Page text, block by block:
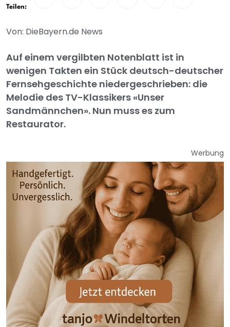
Teilen:
Von: DieBayern.de News
Auf einem vergilbten Notenblatt ist in
wenigen Takten ein Stück deutsch-deutscher
Fernsehgeschichte niedergeschrieben: die
Melodie des TV-Klassikers «Unser
Sandmännchen». Nun muss es zum
Restaurator.
Werbung